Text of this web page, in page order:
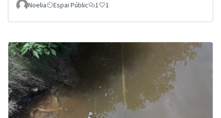
Noelia Espai Públic 1 1